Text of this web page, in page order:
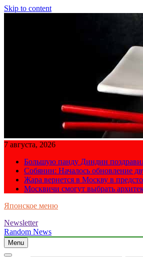
Skip to content
7 августа, 2026
Большую панду Диндин
Собянин: Началось обновление
Жара вернется в Москву в
Москвичи смогут выбрать
Японское меню
Newsletter
Random News
Menu